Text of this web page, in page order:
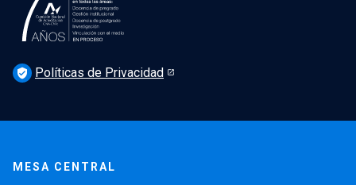
Noticias
Derecho UC en los medios
Newsletter Derecho UC 360
verified_user Políticas de Privacidad
MESA CENTRAL